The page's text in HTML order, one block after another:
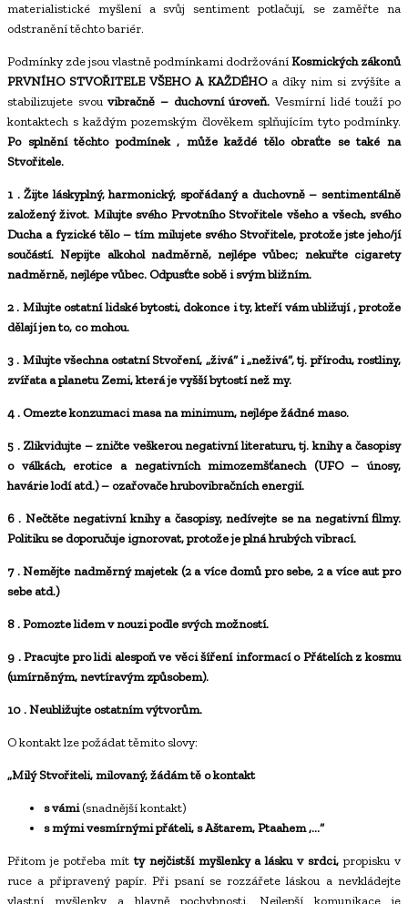
materialistické myšlení a svůj sentiment potlačují, se zaměřte na
odstranění těchto bariér.
Podmínky zde jsou vlastně podmínkami dodržováníKosmických zákonů
PRVNÍHO STVOŘITELE VŠEHO A KAŽDÉHO a díky nim si zvýšíte a
stabilizujete svouvibračně – duchovní úroveň.Vesmírní lidé touží po
kontaktech s každým pozemským člověkem splňujícím tyto podmínky.
Po splnění těchto podmínek , může každé tělo obraťte se také na
Stvořitele.
1 . Žijte láskyplný, harmonický, spořádaný a duchovně– sentimentálně
založený život. Milujte svého Prvotního Stvořitele všeho a všech, svého
Ducha afyzické tělo– tím milujete svého Stvořitele, protože jste jeho/jí
součástí. Nepijte alkohol nadměrně, nejlépe vůbec; nekuřte cigarety
nadměrně, nejlépe vůbec. Odpusťte sobě i svým bližním.
2. Milujte ostatní lidské bytosti, dokonce i ty, kteří vámubližují, protože
dělají jen to, co mohou.
3. Milujte všechna ostatní Stvoření, „živá“ i „neživá“, tj. přírodu, rostliny,
zvířata a planetu Zemi, která je vyšší bytostí než my.
4. Omeztekonzumaci masana minimum, nejlépe žádné maso.
5 . Zlikvidujte – zničte veškerounegativní literaturu, tj. knihy a časopisy
o válkách, erotice a negativních mimozemšťanech (UFO – únosy,
havárie lodí atd.) – ozařovače hrubovibračních energií.
6. Nečtětenegativní knihy a časopisy,nedívejte se na negativní filmy.
Politikuse doporučuje ignorovat, protože jeplná hrubých vibrací.
7. Nemějte nadměrný majetek (2 a více domů pro sebe, 2 a více aut pro
sebe atd.)
8. Pomozte lidem v nouzi podle svých možností.
9 . Pracujte pro lidi alespoň ve věci šíření informací o Přátelích z kosmu
(umírněným, nevtíravým způsobem).
10. Neubližujte ostatním výtvorům.
O kontakt lze požádat těmito slovy:
„Milý Stvořiteli, milovaný, žádám tě o kontakt
s vámi(snadnější kontakt)
s mými vesmírnými přáteli, s Aštarem, Ptaahem ,…“
Přitom je potřeba mít ty nejčistší myšlenky a lásku v srdci,propisku v
ruce a připravený papír. Při psaní se rozzářete láskou a nevkládejte
vlastní myšlenky a hlavně pochybnosti. Nejlepší komunikace je